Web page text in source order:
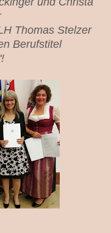
Thomas Stelzer
Berufstitel